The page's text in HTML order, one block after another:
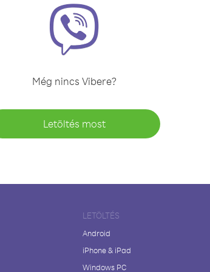
Még nincs Vibere?
Letöltés most
LETÖLTÉS
Android
iPhone & iPad
Windows PC